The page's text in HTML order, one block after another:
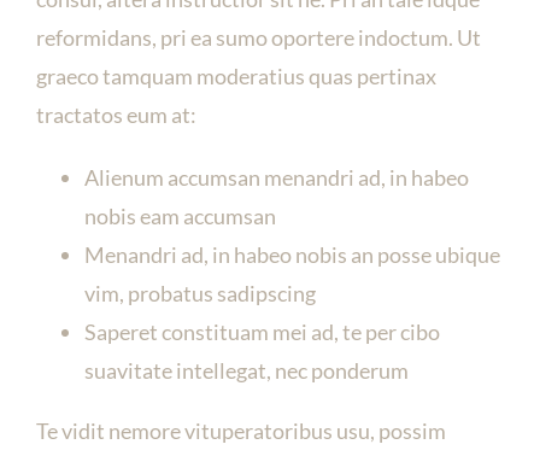
reformidans, pri ea sumo oportere indoctum. Ut
graeco tamquam moderatius quas pertinax
tractatos eum at:
Alienum accumsan menandri ad, in habeo
nobis eam accumsan
Menandri ad, in habeo nobis an posse ubique
vim, probatus sadipscing
Saperet constituam mei ad, te per cibo
suavitate intellegat, nec ponderum
Te vidit nemore vituperatoribus usu, possim